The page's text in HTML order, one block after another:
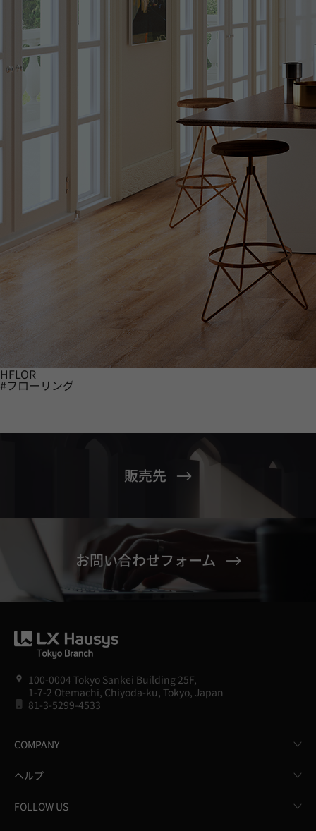
HFLOR
#フローリング
販売先
お問い合わせフォーム
100-0004 Tokyo Sankei Building 25F,
1-7-2 Otemachi, Chiyoda-ku, Tokyo, Japan
81-3-5299-4533
COMPANY
ヘルプ
FOLLOW US